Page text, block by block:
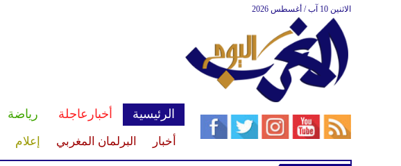
الاثنين 10 آب / أغسطس 2026
الرئيسية أخبارعاجلة رياضة
أخبار البرلمان المغربي إعلام